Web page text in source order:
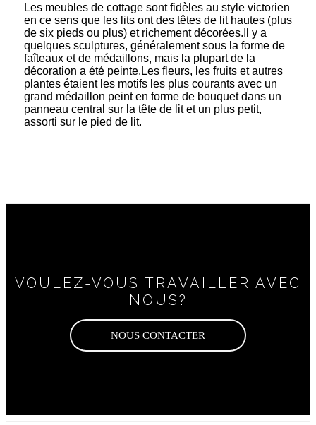
Les meubles de cottage sont fidèles au style victorien
en ce sens que les lits ont des têtes de lit hautes (plus
de six pieds ou plus) et richement décorées.Il y a
quelques sculptures, généralement sous la forme de
faîteaux et de médaillons, mais la plupart de la
décoration a été peinte.Les fleurs, les fruits et autres
plantes étaient les motifs les plus courants avec un
grand médaillon peint en forme de bouquet dans un
panneau central sur la tête de lit et un plus petit,
assorti sur le pied de lit.
VOULEZ-VOUS TRAVAILLER AVEC
NOUS?
NOUS CONTACTER